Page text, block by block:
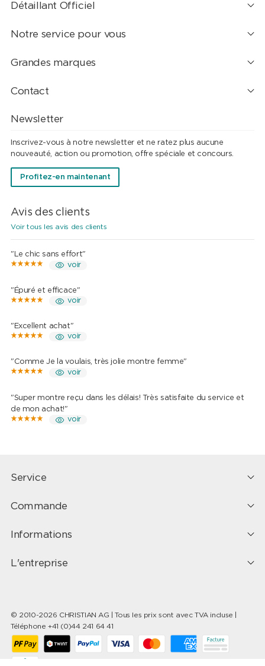
Détaillant Officiel
Notre service pour vous
Grandes marques
Contact
Newsletter
Inscrivez-vous à notre newsletter et ne ratez plus aucune
nouveauté, action ou promotion, offre spéciale et concours.
Profitez-en maintenant
Avis des clients
Voir tous les avis des clients
"Le chic sans effort"
voir
"Épuré et efficace"
voir
"Excellent achat"
voir
"Comme Je la voulais, très jolie montre femme"
voir
"Super montre reçu dans les délais! Très satisfaite du service et
de mon achat!"
voir
Service
Commande
Informations
L'entreprise
© 2010-2026 CHRISTIAN AG | Tous les prix sont avec TVA incluse |
Téléphone +41 (0)44 241 64 41